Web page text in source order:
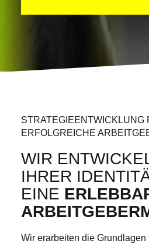
STRATEGIEENTWICKLUNG
ERFOLGREICHE
WIR
IHRER
EINE
Wir erarbeiten die Grundlagen